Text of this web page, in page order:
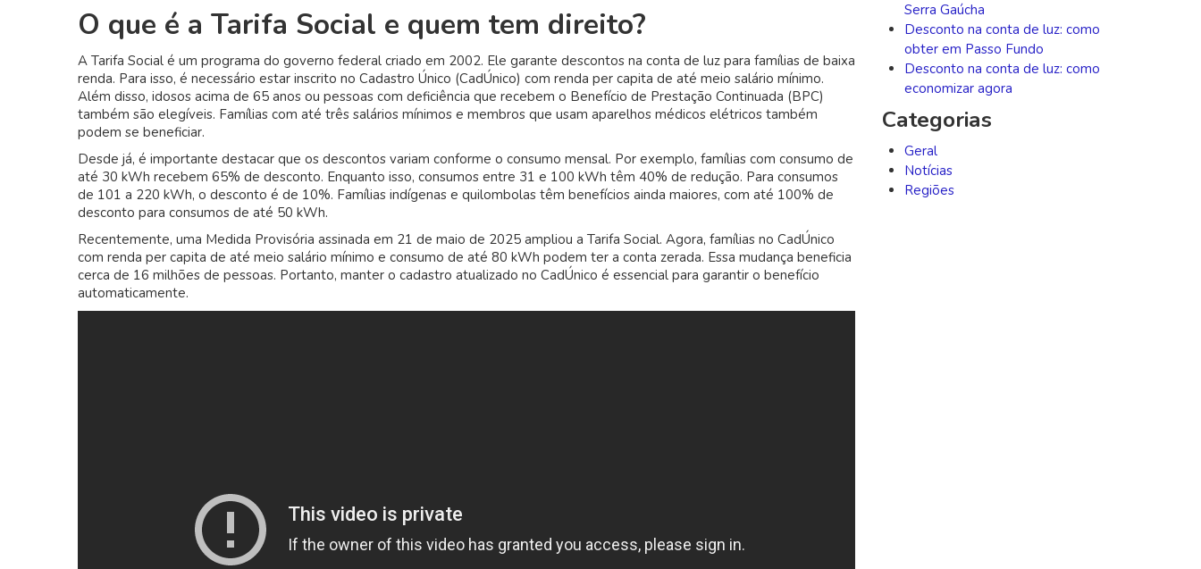
na
Conta
de
Luz
O que é a Tarifa Social e quem tem direito?
A Tarifa Social é um programa do governo federal criado em 2002. Ele garante descontos na conta de luz para famílias de baixa
renda. Para isso, é necessário estar inscrito no Cadastro Único (CadÚnico) com renda per capita de até meio salário mínimo.
Além disso, idosos acima de 65 anos ou pessoas com deficiência que recebem o Benefício de Prestação Continuada (BPC)
também são elegíveis. Famílias com até três salários mínimos e membros que usam aparelhos médicos elétricos também
podem se beneficiar.
Desde já, é importante destacar que os descontos variam conforme o consumo mensal. Por exemplo, famílias com consumo de
até 30 kWh recebem 65% de desconto. Enquanto isso, consumos entre 31 e 100 kWh têm 40% de redução. Para consumos
de 101 a 220 kWh, o desconto é de 10%. Famílias indígenas e quilombolas têm benefícios ainda maiores, com até 100% de
desconto para consumos de até 50 kWh.
Recentemente, uma Medida Provisória assinada em 21 de maio de 2025 ampliou a Tarifa Social. Agora, famílias no CadÚnico
com renda per capita de até meio salário mínimo e consumo de até 80 kWh podem ter a conta zerada. Essa mudança beneficia
cerca de 16 milhões de pessoas. Portanto, manter o cadastro atualizado no CadÚnico é essencial para garantir o benefício
automaticamente.
Serra Gaúcha
Desconto na conta de luz: como
obter em Passo Fundo
Desconto na conta de luz: como
economizar agora
Categorias
Geral
Notícias
Regiões